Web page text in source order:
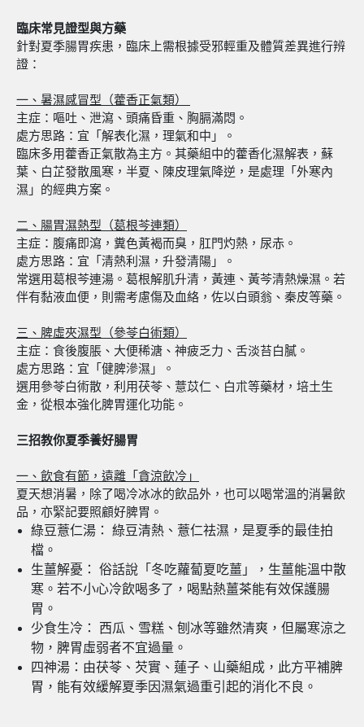
臨床常見證型與方藥
針對夏季腸胃疾患，臨床上需根據受邪輕重及體質差異進行辨
證：
一、暑濕感冒型（藿香正氣類）
主症：嘔吐、泄瀉、頭痛昏重、胸膈滿悶。
處方思路：宜「解表化濕，理氣和中」。
臨床多用藿香正氣散為主方。其藥組中的藿香化濕解表，蘇
葉、白芷發散風寒，半夏、陳皮理氣降逆，是處理「外寒內
濕」的經典方案。
二 、 腸胃濕熱型（葛根芩連類）
主症：腹痛即瀉，糞色黃褐而臭，肛門灼熱，尿赤。
處方思路：宜「清熱利濕，升發清陽」。
常選用葛根芩連湯。葛根解肌升清，黃連、黃芩清熱燥濕。若
伴有黏液血便，則需考慮傷及血絡，佐以白頭翁、秦皮等藥。
三、 脾虛夾濕型（參苓白術類）
主症：食後腹脹、大便稀溏、神疲乏力、舌淡苔白膩。
處方思路：宜「健脾滲濕」。
選用參苓白術散，利用茯苓、薏苡仁、白朮等藥材，培土生
金，從根本強化脾胃運化功能。
三招教你夏季養好腸胃
一 、 飲食有節，遠離「貪涼飲冷」
夏天想消暑，除了喝冷冰冰的飲品外，也可以喝常溫的消暑飲
品，亦緊記要照顧好脾胃。
綠豆薏仁湯： 綠豆清熱、薏仁祛濕，是夏季的最佳拍
檔。
生薑解憂： 俗話說「冬吃蘿蔔夏吃薑」，生薑能溫中散
寒。若不小心冷飲喝多了，喝點熱薑茶能有效保護腸
胃。
少食生冷： 西瓜、雪糕、刨冰等雖然清爽，但屬寒涼之
物，脾胃虛弱者不宜過量。
四神湯：由茯苓、芡實、蓮子、山藥組成，此方平補脾
胃，能有效緩解夏季因濕氣過重引起的消化不良。